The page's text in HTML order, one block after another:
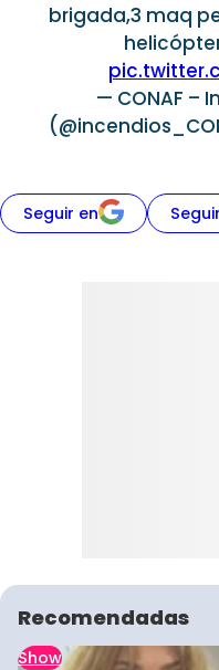
brigada,3 maq
— CONAF –
Seguir en
Recomendadas
Show